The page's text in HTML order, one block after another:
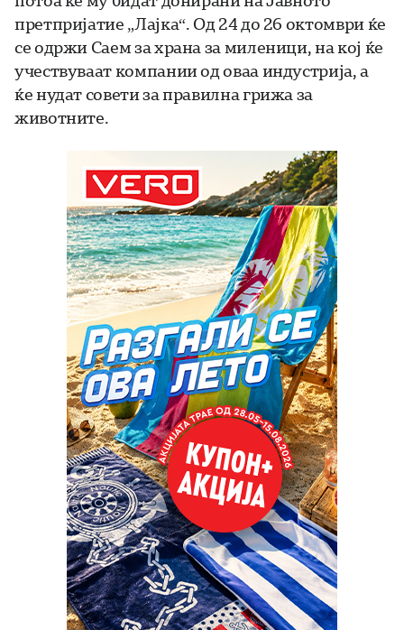
претпријатие „Лајка“. Oд 24 до 26 октомври ќе
се одржи Саем за храна за миленици, на кој ќе
учествуваат компании од оваа индустрија, а
ќе нудат совети за правилна грижа за
животните.